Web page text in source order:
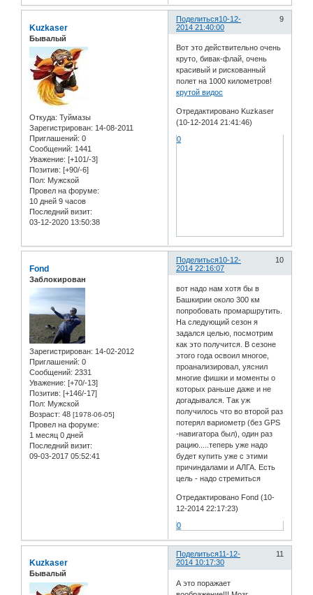
Поделиться 9
10-12-
2014 21:40:00
Kuzkaser
Бывалый
Откуда: Туймазы
Зарегистрирован: 14-08-2011
Приглашений: 0
Сообщений: 1441
Уважение: [+101/-3]
Позитив: [+90/-6]
Пол: Мужской
Провел на форуме:
10 дней 9 часов
Последний визит:
03-12-2020 13:50:38
Вот это действительно очень
круто, бивак-флай, очень
красивый и рискованный
полет на 1000 километров!
крутой видос
Отредактировано Kuzkaser
(10-12-2014 21:41:46)
0
Поделиться 10
10-12-
2014 22:16:07
Fond
Заблокирован
Зарегистрирован: 14-02-2012
Приглашений: 0
Сообщений: 2331
Уважение: [+70/-13]
Позитив: [+146/-17]
Пол: Мужской
Возраст: 48 [1978-06-05]
Провел на форуме:
1 месяц 0 дней
Последний визит:
09-03-2017 05:52:41
вот надо нам хотя бы в
Башкирии около 300 км
попробовать промаршрутить.
На следующий сезон я
задался целью, посмотрим
как это получится. В сезоне
этого года освоил многое,
проанализировал, уяснил
многие фишки и моменты о
которых раньше даже и не
догадывался. Так уж
получилось что во второй раз
потерял вариометр (без GPS
-навигатора был), один раз
рацию.....теперь уже надо
будет купить уже с этими
причиндалами и АЛГА. Есть
цель - надо стремиться
Отредактировано Fond (10-
12-2014 22:17:23)
0
Поделиться 11
11-12-
2014 10:17:30
Kuzkaser
Бывалый
А это поражает